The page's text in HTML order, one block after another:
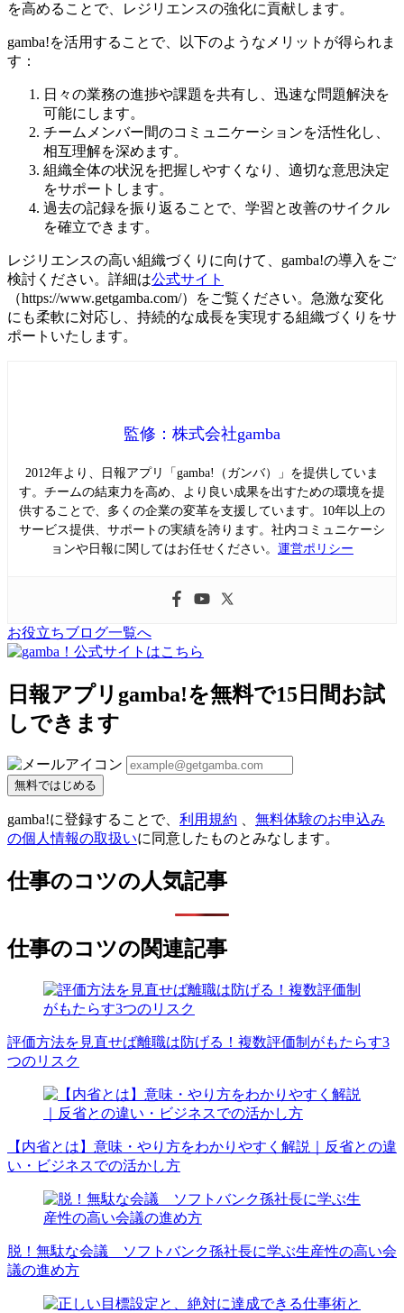
を高めることで、レジリエンスの強化に貢献します。
gamba!を活用することで、以下のようなメリットが得られま
す：
日々の業務の進捗や課題を共有し、迅速な問題解決を
可能にします。
チームメンバー間のコミュニケーションを活性化し、
相互理解を深めます。
組織全体の状況を把握しやすくなり、適切な意思決定
をサポートします。
過去の記録を振り返ることで、学習と改善のサイクル
を確立できます。
レジリエンスの高い組織づくりに向けて、gamba!の導入をご
検討ください。詳細は公式サイト
（https://www.getgamba.com/）をご覧ください。急激な変化
にも柔軟に対応し、持続的な成長を実現する組織づくりをサ
ポートいたします。
監修：株式会社gamba
2012年より、日報アプリ「gamba!（ガンバ）」を提供していま
す。チームの結束力を高め、より良い成果を出すための環境を提
供することで、多くの企業の変革を支援しています。10年以上の
サービス提供、サポートの実績を誇ります。社内コミュニケーシ
ョンや日報に関してはお任せください。 運営ポリシー
お役立ちブログ一覧へ
日報アプリgamba!を無料で15日間お試
しできます
無料ではじめる
gamba!に登録することで、 利用規約
無料体験のお申込み
の個人情報の取扱いに同意したものとみなします。
仕事のコツの人気記事
仕事のコツの関連記事
評価方法を見直せば離職は防げる！複数評価制がもたらす3
つのリスク
【内省とは】意味・やり方をわかりやすく解説｜反省との違
い・ビジネスでの活かし方
脱！無駄な会議 ソフトバンク孫社長に学ぶ生産性の高い会
議の進め方